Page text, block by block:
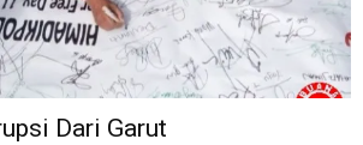
Dari Garut